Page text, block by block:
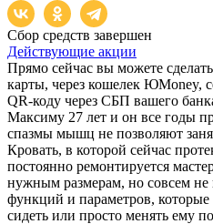
Сбор средств завершен
Действующие акции
Прямо сейчас вы можете
карты, через кошелек ЮMoney,
QR-коду через СБП вашего
Максиму 27 лет и он все годы
спазмы мышц не позволяют
Кровать, в которой сейчас
постоянно ремонтируется
нужным размерам, но совсем
функций и параметров,
сидеть или просто менять ему